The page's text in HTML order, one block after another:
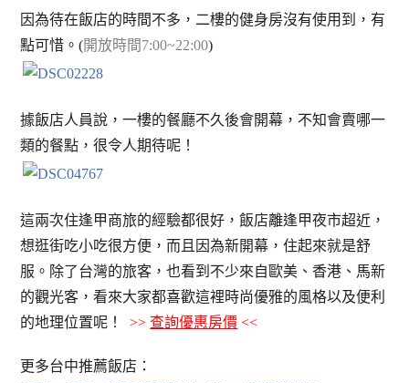
因為待在飯店的時間不多，二樓的健身房沒有使用到，有
點可惜。(開放時間7:00~22:00)
據飯店人員說，一樓的餐廳不久後會開幕，不知會賣哪一
類的餐點，很令人期待呢！
這兩次住逢甲商旅的經驗都很好，飯店離逢甲夜市超近，
想逛街吃小吃很方便，而且因為新開幕，住起來就是舒
服。除了台灣的旅客，也看到不少來自歐美、香港、馬新
的觀光客，看來大家都喜歡這裡時尚優雅的風格以及便利
的地理位置呢！>> 查詢優惠房價 <<
更多台中推薦飯店：